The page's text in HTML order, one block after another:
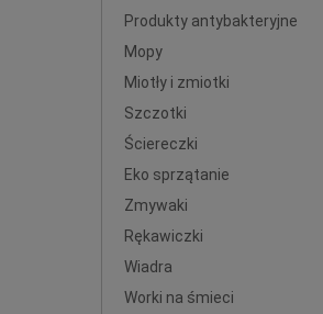
Produkty antybakteryjne
Mopy
Miotły i zmiotki
Szczotki
Ściereczki
Eko sprzątanie
Zmywaki
Rękawiczki
Wiadra
Worki na śmieci